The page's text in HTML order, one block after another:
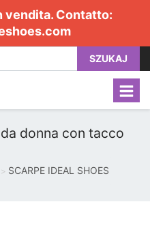
vendita. Contatto:
SZUKAJ
donna con tacco
SCARPE IDEAL SHOES